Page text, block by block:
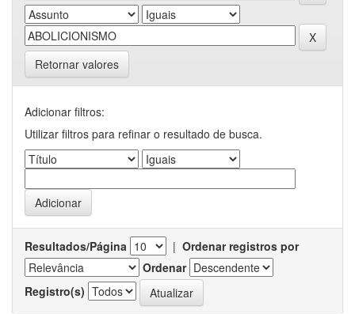
Retornar valores
Adicionar filtros:
Utilizar filtros para refinar o resultado de busca.
Resultados/Página | Ordenar registros por
Ordenar
Registro(s)